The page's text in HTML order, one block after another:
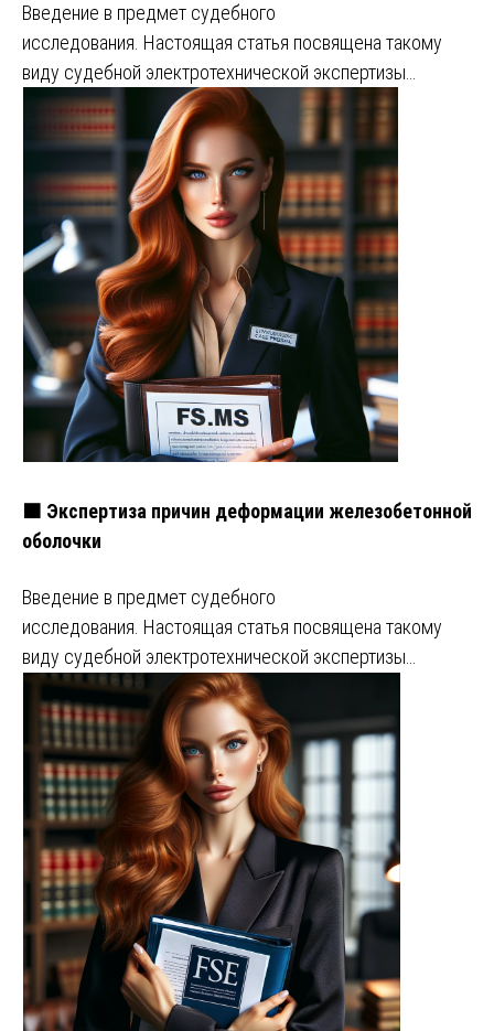
Введение в предмет судебного
исследования. Настоящая статья посвящена такому
виду судебной электротехнической экспертизы…
🟧 Экспертиза причин деформации железобетонной
оболочки
Введение в предмет судебного
исследования. Настоящая статья посвящена такому
виду судебной электротехнической экспертизы…